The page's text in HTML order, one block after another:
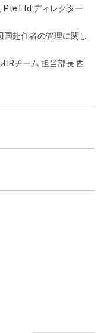
Pte Ltd ディレクター
国赴任者の管理に関し
チーム 担当部長 西